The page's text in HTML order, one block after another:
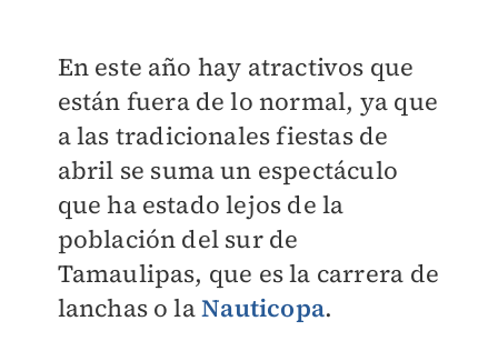
En este año hay atractivos que
están fuera de lo normal, ya que
a las tradicionales fiestas de
abril se suma un espectáculo
que ha estado lejos de la
población del sur de
Tamaulipas, que es la carrera de
lanchas o laNauticopa.